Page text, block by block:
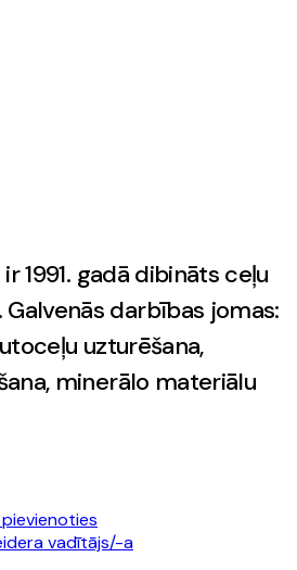
1991. gadā dibināts ceļu
darbības jomas:
uzturēšana,
minerālo materiālu